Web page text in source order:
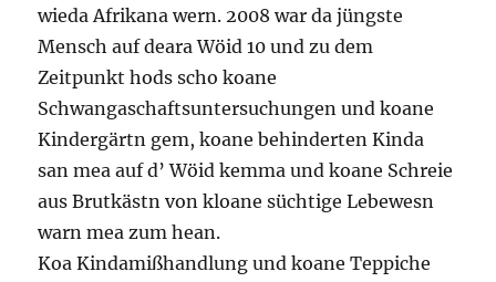
wieda Afrikana wern. 2008 war da jüngste
Mensch auf deara Wöid 10 und zu dem
Zeitpunkt hods scho koane
Schwangaschaftsuntersuchungen und koane
Kindergärtn gem, koane behinderten Kinda
san mea auf d’ Wöid kemma und koane Schreie
aus Brutkästn von kloane süchtige Lebewesn
warn mea zum hean.
Koa Kindamißhandlung und koane Teppiche